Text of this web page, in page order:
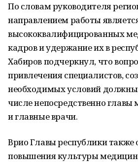
По словам руководителя
направлением работы
высококвалифицированных
кадров и удержание их в
Хабиров подчеркнул, что
привлечения специалистов,
необходимых условий должны
числе непосредственно
и главные врачи.
Врио Главы республики также
повышения культуры